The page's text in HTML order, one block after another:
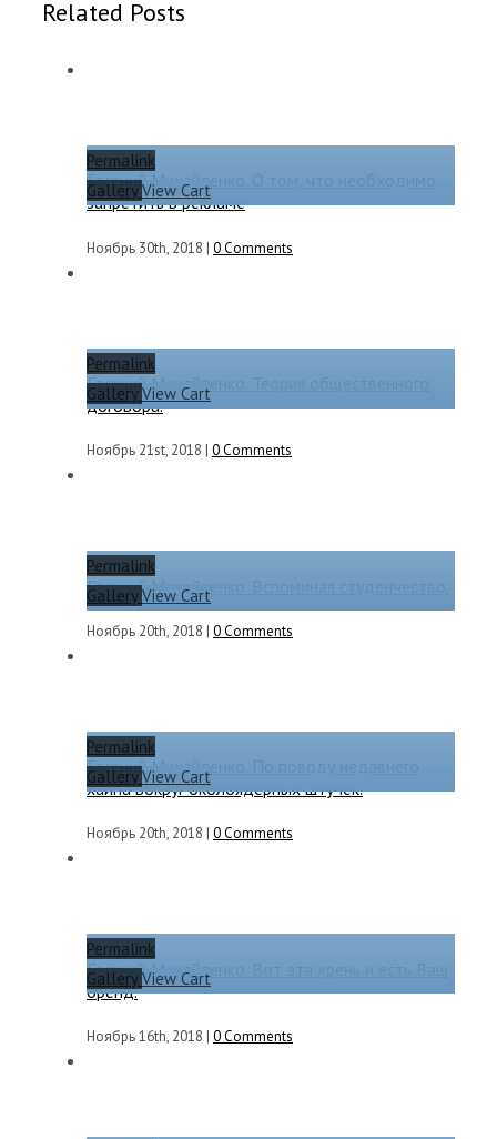
Related Posts
Permalink
GalleryView Cart
Евгений Михайленко. О том, что необходимо
запретить в рекламе
Ноябрь 30th, 2018 | 0 Comments
Permalink
GalleryView Cart
Евгений Михайленко. Теория общественного
договора.
Ноябрь 21st, 2018 | 0 Comments
Permalink
GalleryView Cart
Евгений Михайленко. Вспоминая студенчество.
Ноябрь 20th, 2018 | 0 Comments
Permalink
GalleryView Cart
Евгений Михайленко. По поводу недавнего
хайпа вокруг околоядерных штучек.
Ноябрь 20th, 2018 | 0 Comments
Permalink
GalleryView Cart
Евгений Михайленко. Вот эта хрень и есть Ваш
бренд.
Ноябрь 16th, 2018 | 0 Comments